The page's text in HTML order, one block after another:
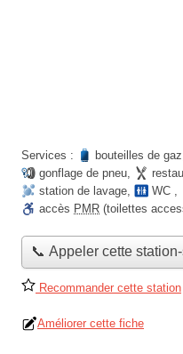
Services : bouteilles de gaz
gonflage de pneu,
station de lavage, WC ,
accès PMR (toilettes
📞 Appeler cette
Recommander cette station
Améliorer cette fiche